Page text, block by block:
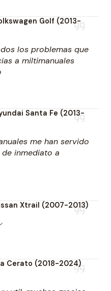
Golf (2013-
los problemas que
a miltimanuales
Santa Fe (2013-
me han servido
inmediato a
Xtrail (2007-2013)
Cerato (2018-2024)